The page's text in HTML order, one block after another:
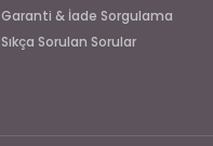
Garanti & İade Sorgulama
Sıkça Sorulan Sorular